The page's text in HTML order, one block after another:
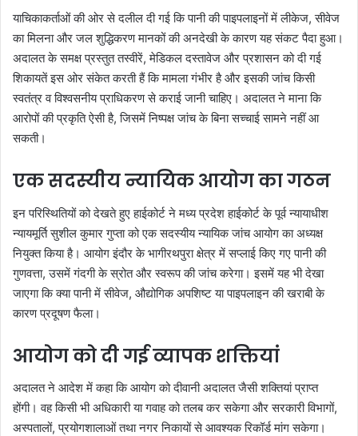
याचिकाकर्ताओं की ओर से दलील दी गई कि पानी की पाइपलाइनों में लीकेज, सीवेज
का मिलना और जल शुद्धिकरण मानकों की अनदेखी के कारण यह संकट पैदा हुआ।
अदालत के समक्ष प्रस्तुत तस्वीरें, मेडिकल दस्तावेज और प्रशासन को दी गई
शिकायतें इस ओर संकेत करती हैं कि मामला गंभीर है और इसकी जांच किसी
स्वतंत्र व विश्वसनीय प्राधिकरण से कराई जानी चाहिए। अदालत ने माना कि
आरोपों की प्रकृति ऐसी है, जिसमें निष्पक्ष जांच के बिना सच्चाई सामने नहीं आ
सकती।
एक सदस्यीय न्यायिक आयोग का गठन
इन परिस्थितियों को देखते हुए हाईकोर्ट ने मध्य प्रदेश हाईकोर्ट के पूर्व न्यायाधीश
न्यायमूर्ति सुशील कुमार गुप्ता को एक सदस्यीय न्यायिक जांच आयोग का अध्यक्ष
नियुक्त किया है। आयोग इंदौर के भागीरथपुरा क्षेत्र में सप्लाई किए गए पानी की
गुणवत्ता, उसमें गंदगी के स्रोत और स्वरूप की जांच करेगा। इसमें यह भी देखा
जाएगा कि क्या पानी में सीवेज, औद्योगिक अपशिष्ट या पाइपलाइन की खराबी के
कारण प्रदूषण फैला।
आयोग को दी गई व्यापक शक्तियां
अदालत ने आदेश में कहा कि आयोग को दीवानी अदालत जैसी शक्तियां प्राप्त
होंगी। वह किसी भी अधिकारी या गवाह को तलब कर सकेगा और सरकारी विभागों,
अस्पतालों, प्रयोगशालाओं तथा नगर निकायों से आवश्यक रिकॉर्ड मांग सकेगा।